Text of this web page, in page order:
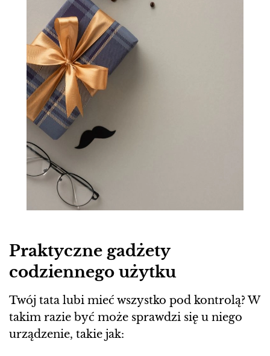
Praktyczne gadżety
codziennego użytku
Twój tata lubi mieć wszystko pod kontrolą? W
takim razie być może sprawdzi się u niego
urządzenie, takie jak: